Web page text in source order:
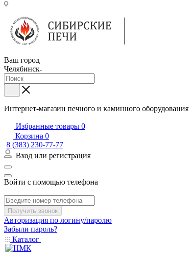
Ваш город
Челябинск
Интернет-магазин печного и каминного оборудования
Избранные товары 0
Корзина 0
8 (383) 230-77-77
Вход или регистрация
Войти с помощью телефона
Получить звонок
Авторизация по логину/паролю
Забыли пароль?
Каталог